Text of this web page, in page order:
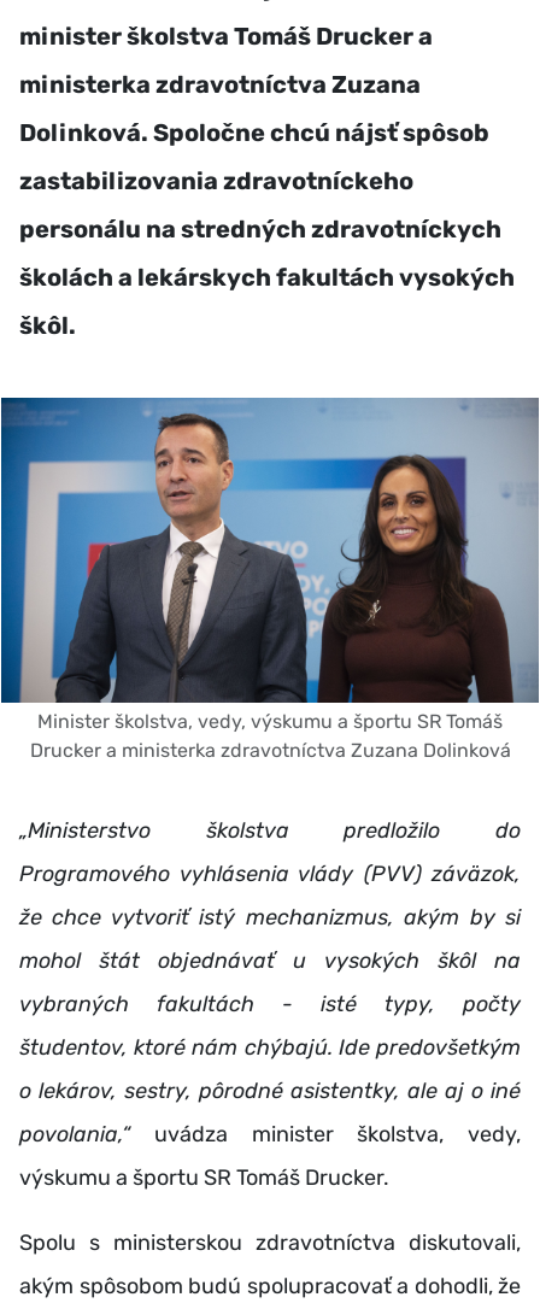
minister školstva Tomáš Drucker a
ministerka zdravotníctva Zuzana
Dolinková. Spoločne chcú nájsť spôsob
zastabilizovania zdravotníckeho
personálu na stredných zdravotníckych
školách a lekárskych fakultách vysokých
škôl.
Minister školstva, vedy, výskumu a športu SR Tomáš
Drucker a ministerka zdravotníctva Zuzana Dolinková
„Ministerstvo školstva predložilo do
Programového vyhlásenia vlády (PVV) záväzok,
že chce vytvoriť istý mechanizmus, akým by si
mohol štát objednávať u vysokých škôl na
vybraných fakultách - isté typy, počty
študentov, ktoré nám chýbajú. Ide predovšetkým
o lekárov, sestry, pôrodné asistentky, ale aj o iné
povolania,“uvádza minister školstva, vedy,
výskumu a športu SR Tomáš Drucker.
Spolu s ministerskou zdravotníctva diskutovali,
akým spôsobom budú spolupracovať a dohodli, že